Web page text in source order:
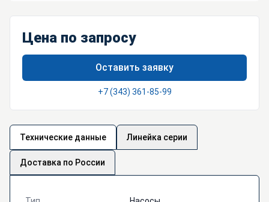
Цена по запросу
Оставить заявку
+7 (343) 361-85-99
Технические данные Линейка серии
Доставка по России